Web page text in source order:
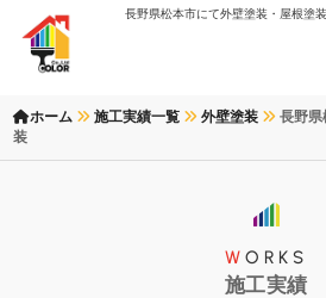
長野県松本市にて外壁塗装・屋根塗
ホーム 施工実績一覧 外壁塗装
長野県
装
WORKS
施工実績